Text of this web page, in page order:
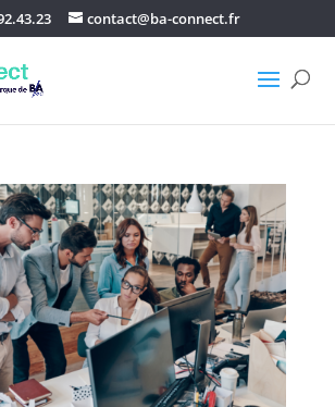
contact@ba-connect.fr